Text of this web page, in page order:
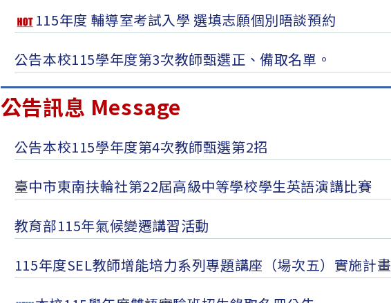
115年度 輔導室考試入學 選填志願個別晤談預約
公告本校115學年度第3次教師甄選正、備取名單。
公告訊息 Message
公告本校115學年度第4次教師甄選第2招
臺中市東南扶輪社第22屆高級中等學校學生英語演講比賽
教育部115年氣候變遷講習活動
115年度SEL教師增能培力系列專題講座（場次五）實施計畫